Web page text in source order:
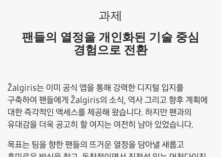
과제
팬들의 열정을 개인화된 기술 중심
경험으로 전환
Žalgiris는 이미 공식 앱을 통해 강력한 디지털 입지를
구축하여 팬들에게 Žalgiris의 소식, 역사 그리고 향후 계획에
대한 즉각적인 액세스를 제공해 왔습니다. 하지만 팬과의
유대감을 더욱 공고히 할 여지는 여전히 남아 있었습니다.
목표는 팀을 향한 팬들의 뜨거운 열정을 담아낼 새롭고